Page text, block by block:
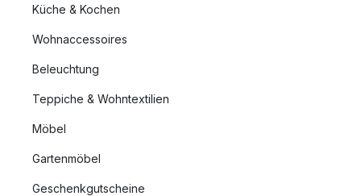
Küche & Kochen
Wohnaccessoires
Beleuchtung
Teppiche & Wohntextilien
Möbel
Gartenmöbel
Geschenkgutscheine